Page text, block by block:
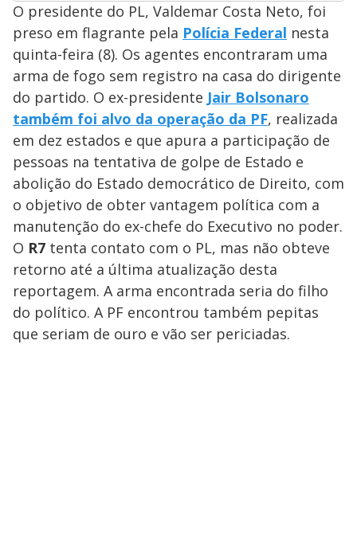
O presidente do PL, Valdemar Costa Neto, foi
preso em flagrante pela Polícia Federal nesta
quinta-feira (8). Os agentes encontraram uma
arma de fogo sem registro na casa do dirigente
do partido. O ex-presidente Jair Bolsonaro
também foi alvo da operação da PF, realizada
em dez estados e que apura a participação de
pessoas na tentativa de golpe de Estado e
abolição do Estado democrático de Direito, com
o objetivo de obter vantagem política com a
manutenção do ex-chefe do Executivo no poder.
O R7 tenta contato com o PL, mas não obteve
retorno até a última atualização desta
reportagem. A arma encontrada seria do filho
do político. A PF encontrou também pepitas
que seriam de ouro e vão ser periciadas.